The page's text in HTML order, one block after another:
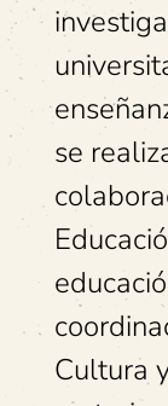
se
Cultura